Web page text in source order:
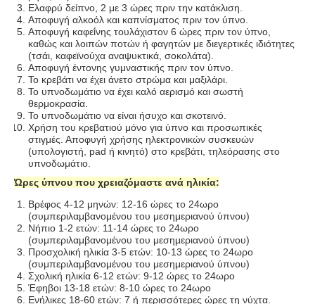
Ελαφρύ δείπνο, 2 με 3 ώρες πριν την κατάκλιση.
Αποφυγή αλκοόλ και καπνίσματος πριν τον ύπνο.
Αποφυγή καφεΐνης τουλάχιστον 6 ώρες πριν τον ύπνο,
καθώς και λοιπών ποτών ή φαγητών με διεγερτικές ιδιότητες
(τσάι, καφεϊνούχα αναψυκτικά, σοκολάτα).
Αποφυγή έντονης γυμναστικής πριν τον ύπνο.
Το κρεβάτι να έχει άνετο στρώμα και μαξιλάρι.
Το υπνοδωμάτιο να έχει καλό αερισμό και σωστή
θερμοκρασία.
Το υπνοδωμάτιο να είναι ήσυχο και σκοτεινό.
Χρήση του κρεβατιού μόνο για ύπνο και προσωπικές
στιγμές. Αποφυγή χρήσης ηλεκτρονικών συσκευών
(υπολογιστή, pad ή κινητό) στο κρεβάτι, τηλεόρασης στο
υπνοδωμάτιο.
Ώρες ύπνου που χρειαζόμαστε ανά ηλικία:
Βρέφος 4-12 μηνών: 12-16 ώρες το 24ωρο
(συμπεριλαμβανομένου του μεσημεριανού ύπνου)
Νήπιο 1-2 ετών: 11-14 ώρες το 24ωρο
(συμπεριλαμβανομένου του μεσημεριανού ύπνου)
Προσχολική ηλικία 3-5 ετών: 10-13 ώρες το 24ωρο
(συμπεριλαμβανομένου του μεσημεριανού ύπνου)
Σχολική ηλικία 6-12 ετών: 9-12 ώρες το 24ωρο
Έφηβοι 13-18 ετών: 8-10 ώρες το 24ωρο
Ενήλικες 18-60 ετών: 7 ή περισσότερες ώρες τη νύχτα.